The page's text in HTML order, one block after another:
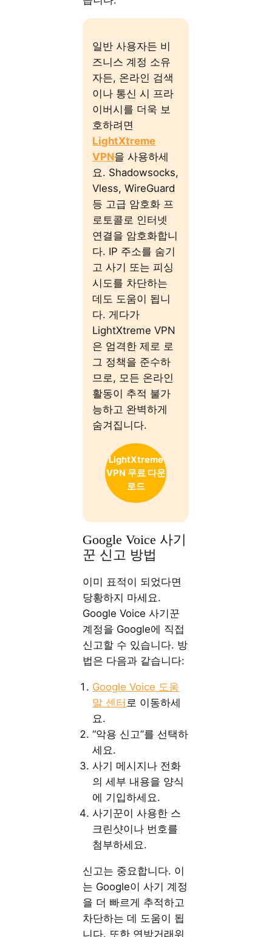
일반 사용자든 비
즈니스 계정 소유
자든, 온라인 검색
이나 통신 시 프라
이버시를 더욱 보
호하려면
LightXtreme
VPN을 사용하세
요. Shadowsocks,
Vless, WireGuard
등 고급 암호화 프
로토콜로 인터넷
연결을 암호화합니
다. IP 주소를 숨기
고 사기 또는 피싱
시도를 차단하는
데도 도움이 됩니
다. 게다가
LightXtreme VPN
은 엄격한 제로 로
그 정책을 준수하
므로, 모든 온라인
활동이 추적 불가
능하고 완벽하게
숨겨집니다.
LightXtreme
VPN 무료 다운
로드
Google Voice 사기
꾼 신고 방법
이미 표적이 되었다면
당황하지 마세요.
Google Voice 사기꾼
계정을 Google에 직접
신고할 수 있습니다. 방
법은 다음과 같습니다:
Google Voice 도움
말 센터 로 이동하세
요.
“악용 신고”를 선택하
세요.
사기 메시지나 전화
의 세부 내용을 양식
에 기입하세요.
사기꾼이 사용한 스
크린샷이나 번호를
첨부하세요.
신고는 중요합니다. 이
는 Google이 사기 계정
을 더 빠르게 추적하고
차단하는 데 도움이 됩
니다. 또한 연방거래위